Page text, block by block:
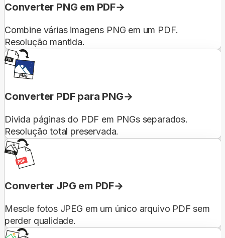
Converter PNG em PDF
Combine várias imagens PNG em um PDF.
Resolução mantida.
Converter PDF para PNG
Divida páginas do PDF em PNGs separados.
Resolução total preservada.
Converter JPG em PDF
Mescle fotos JPEG em um único arquivo PDF sem
perder qualidade.